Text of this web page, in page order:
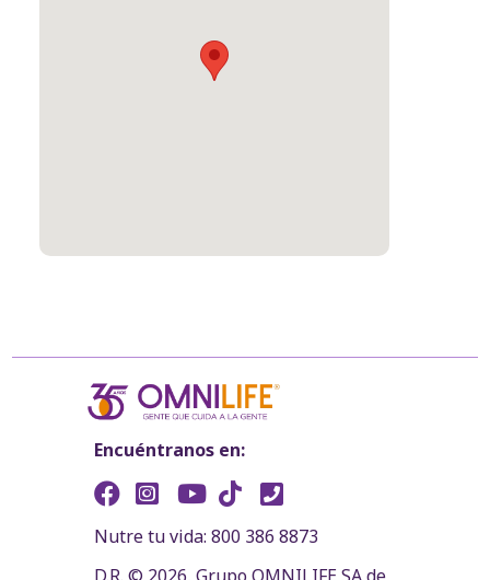
Encuéntranos en:
Nutre tu vida: 800 386 8873